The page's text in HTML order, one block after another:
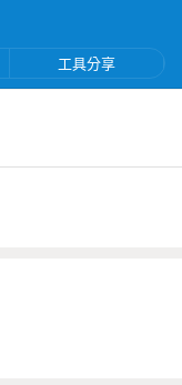
工具分享